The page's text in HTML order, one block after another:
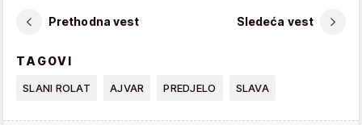
Prethodna vest Sledeća vest
TAGOVI
SLANI ROLAT AJVAR PREDJELO SLAVA